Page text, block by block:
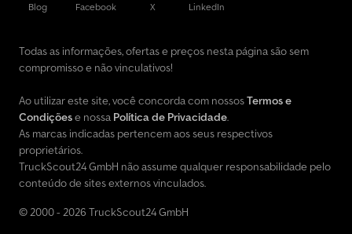
Blog Facebook X LinkedIn
Todas as informações, ofertas e preços nesta página são sem
compromisso e não vinculativos!
Ao utilizar este site, você concorda com nossosTermos e
Condiçõese nossa Política de Privacidade.
As marcas indicadas pertencem aos seus respectivos
proprietários.
TruckScout24 GmbH não assume qualquer responsabilidade pelo
conteúdo de sites externos vinculados.
© 2000 - 2026 TruckScout24 GmbH